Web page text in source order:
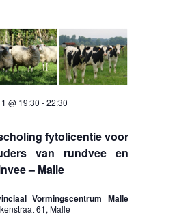
fytolicentie voor
van rundvee en
– Malle
@ 19:30 -22:30
Vormingscentrum Malle
61, Malle